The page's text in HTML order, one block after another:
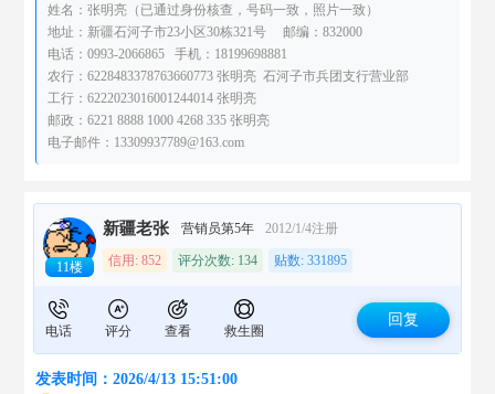
姓名：张明亮（已通过身份核查，号码一致，照片一致）
地址：新疆石河子市23小区30栋321号 邮编：832000
电话：0993-2066865 手机：18199698881
农行：6228483378763660773 张明亮 石河子市兵团支行营业部
工行：6222023016001244014 张明亮
邮政：6221 8888 1000 4268 335 张明亮
电子邮件：13309937789@163.com
11楼
新疆老张 营销员第5年 2012/1/4注册
信用: 852 评分次数: 134 贴数: 331895
电话 评分 查看 救生圈
回复
发表时间：2026/4/13 15:51:00